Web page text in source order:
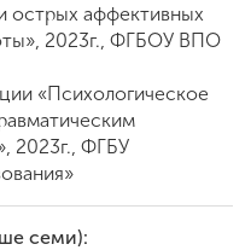
острых аффективных
2023г., ФГБОУ ВПО
«Психологическое
2023г., ФГБУ
семи):